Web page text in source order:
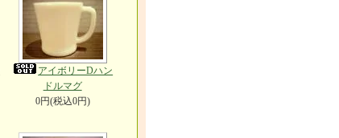
アイボリーDハン
ドルマグ
0円(税込0円)